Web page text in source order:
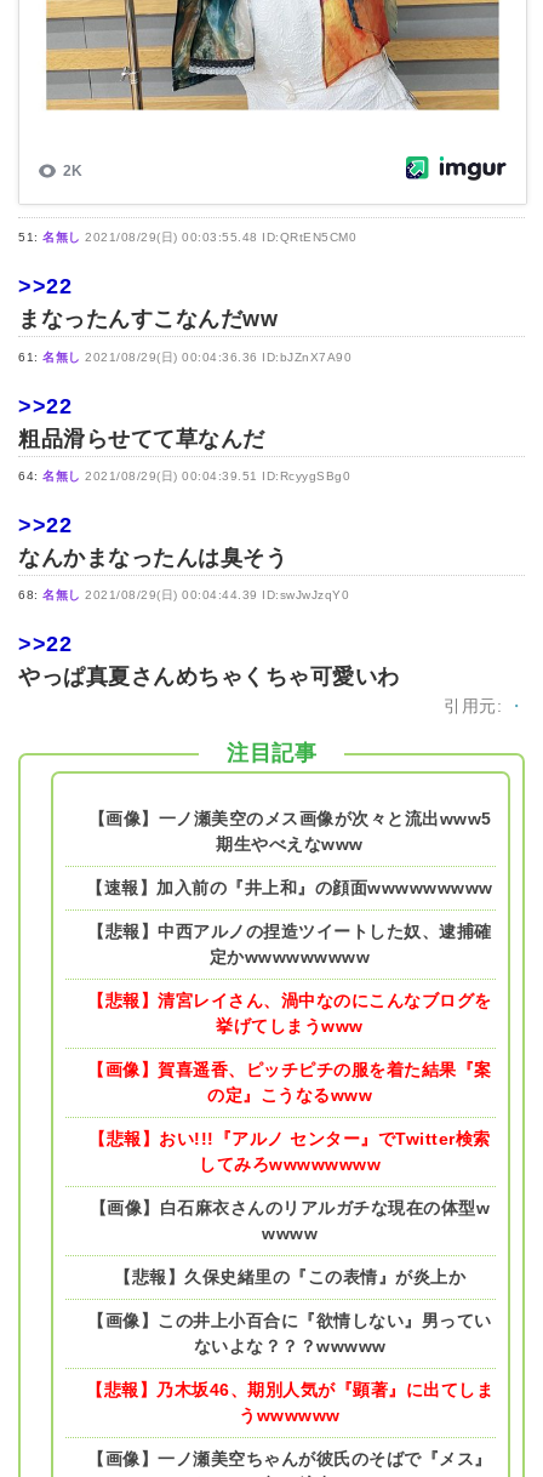
51: 名無し 2021/08/29(日) 00:03:55.48 ID:QRtEN5CM0
>>22
まなったんすこなんだww
61: 名無し 2021/08/29(日) 00:04:36.36 ID:bJZnX7A90
>>22
粗品滑らせてて草なんだ
64: 名無し 2021/08/29(日) 00:04:39.51 ID:RcyygSBg0
>>22
なんかまなったんは臭そう
68: 名無し 2021/08/29(日) 00:04:44.39 ID:swJwJzqY0
>>22
やっぱ真夏さんめちゃくちゃ可愛いわ
引用元: ・
注目記事
【画像】一ノ瀬美空のメス画像が次々と流出www5
期生やべえなwww
【速報】加入前の『井上和』の顔面wwwwwwwww
【悲報】中西アルノの捏造ツイートした奴、逮捕確
定かwwwwwwwww
【悲報】清宮レイさん、渦中なのにこんなブログを
挙げてしまうwww
【画像】賀喜遥香、ピッチピチの服を着た結果『案
の定』こうなるwww
【悲報】おい!!!『アルノ センター』でTwitter検索
してみろwwwwwwww
【画像】白石麻衣さんのリアルガチな現在の体型w
wwww
【悲報】久保史緒里の『この表情』が炎上か
【画像】この井上小百合に『欲情しない』男ってい
ないよな？？？wwwww
【悲報】乃木坂46、期別人気が『顕著』に出てしま
うwwwwww
【画像】一ノ瀬美空ちゃんが彼氏のそばで『メス』